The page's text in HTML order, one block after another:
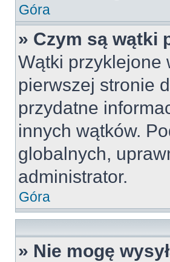
Góra
» Czym są wątki
Wątki przyklejone
pierwszej stronie
przydatne
innych wątków.
globalnych,
administrator.
Góra
» Nie mogę